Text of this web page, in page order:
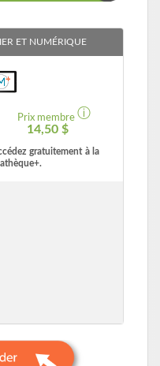
ET NUMÉRIQUE
Prix membre ⓘ
14,50 $
gratuitement à la